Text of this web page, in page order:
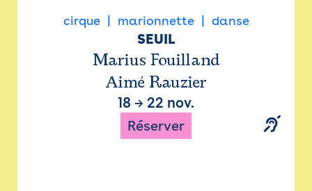
cirque marionnette danse
SEUIL
Marius Fouilland
Aimé Rauzier
18 → 22 nov.
Réserver